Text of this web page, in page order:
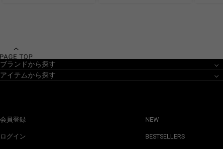
ブランドから探す
アイテムから探す
会員登録
ログイン
NEW
BESTSELLERS